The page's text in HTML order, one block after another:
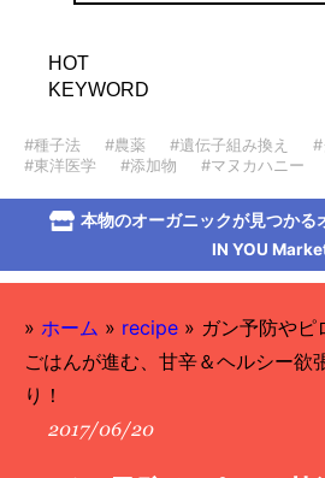
HOT
KEYWORD
#種子法 #農薬 #遺伝子組み換え
#
#東洋医学
#添加物 #マヌカハニー
本物のオーガニックが見つかる
IN YOU
» ホーム » recipe » ガン予防やピ
ごはんが進む、甘辛＆ヘルシー欲
り！
2017/06/20